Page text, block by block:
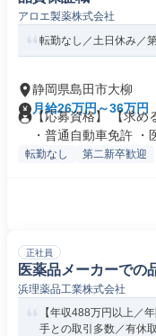
アロエ製薬株式会社
転勤なし／土日休み／
静岡県島田市大柳
月給26万円～36万円
【応募資格】 【求め
・普通自動車免許 ・
転勤なし 第二新卒歓迎
正社員
医薬品メーカーでの
浜理薬品工業株式会社
【年収488万円以上／
手との取引多数／有休